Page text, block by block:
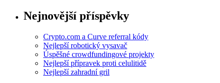
Nejnovější příspěvky
Crypto.com a Curve referral kódy
Nejlepší robotický vysavač
Úspěšné crowdfundingové projekty
Nejlepší přípravek proti celulitidě
Nejlepší zahradní gril